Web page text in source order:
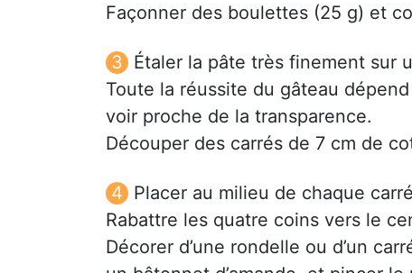
Façonner des boulettes (25 g) et
Étaler la pâte très finement sur
Toute la réussite du gâteau
voir proche de la transparence.
Découper des carrés de 7 cm de
Placer au milieu de chaque
Rabattre les quatre coins vers le
Décorer d’une rondelle ou d’un